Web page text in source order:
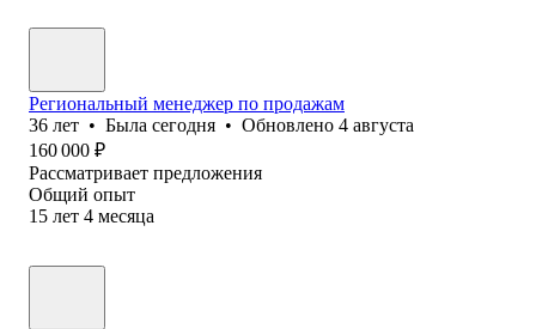
Региональный менеджер по продажам
36 лет • Была сегодня • Обновлено 4 августа
160 000 ₽
Рассматривает предложения
Общий опыт
15 лет 4 месяца